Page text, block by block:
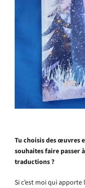
Tu choisis des œuvres
souhaites faire passer
traductions ?
Si c’est moi qui apporte